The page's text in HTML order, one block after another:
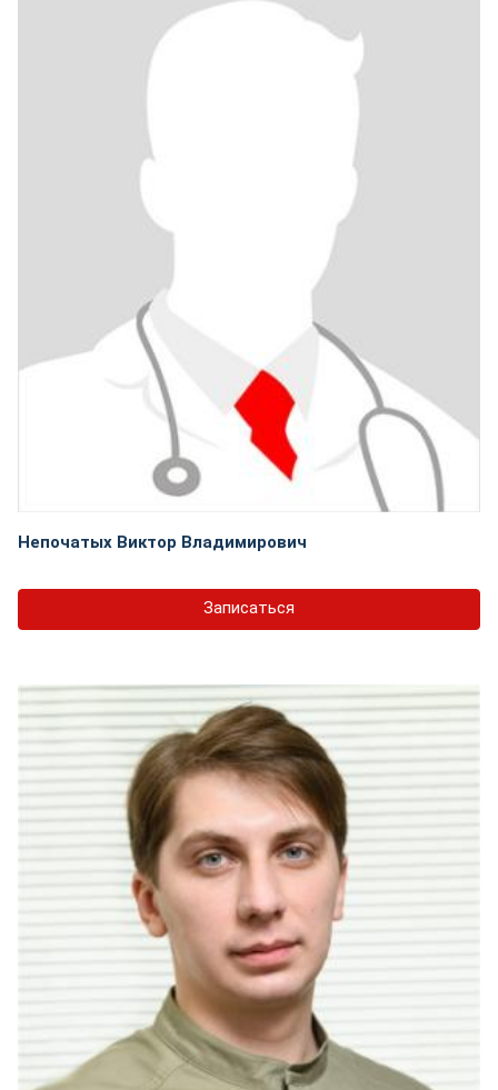
Непочатых Виктор Владимирович
Записаться